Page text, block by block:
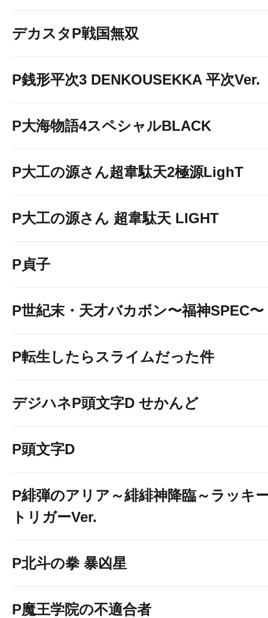
デカスタP戦国無双
P銭形平次3 DENKOUSEKKA 平次Ver.
P大海物語4スペシャルBLACK
P大工の源さん超韋駄天2極源LighT
P大工の源さん 超韋駄天 LIGHT
P貞子
P世紀末・天才バカボン〜福神SPEC〜
P転生したらスライムだった件
デジハネP頭文字D せかんど
P頭文字D
P緋弾のアリア～緋緋神降臨～ラッキ
トリガーVer.
P北斗の拳 暴凶星
P魔王学院の不適合者